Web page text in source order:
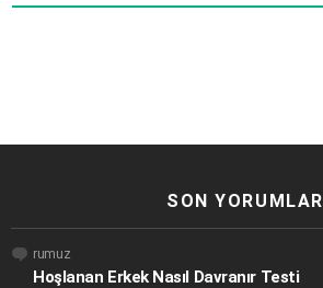
SON YORUMLAR
rumuz
Hoşlanan Erkek Nasıl Davranır Testi